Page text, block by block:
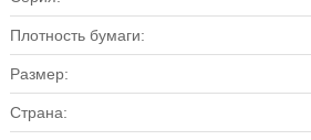
Плотность бумаги:
Размер:
Страна: